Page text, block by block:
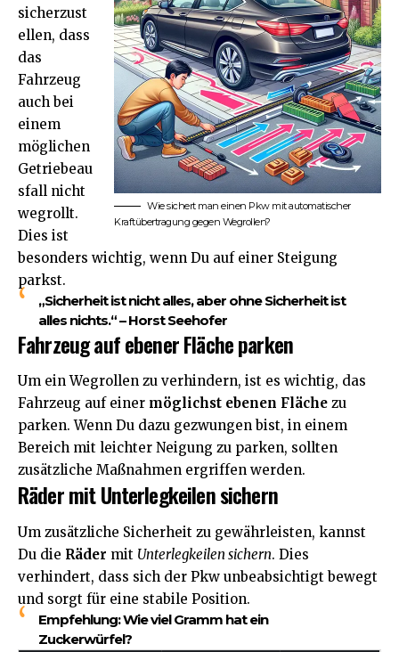
Wie sichert man einen Pkw mit automatischer
Kraftübertragung gegen Wegrollen?
sicherzust
ellen, dass
das
Fahrzeug
auch bei
einem
möglichen
Getriebeau
sfall nicht
wegrollt.
Dies ist
besonders wichtig, wenn Du auf einer Steigung
parkst.
„Sicherheit ist nicht alles, aber ohne Sicherheit ist
alles nichts.“ – Horst Seehofer
Fahrzeug auf ebener Fläche parken
Um ein Wegrollen zu verhindern, ist es wichtig, das
Fahrzeug auf einer möglichst ebenen Fläche zu
parken. Wenn Du dazu gezwungen bist, in einem
Bereich mit leichter Neigung zu parken, sollten
zusätzliche Maßnahmen ergriffen werden.
Räder mit Unterlegkeilen sichern
Um zusätzliche Sicherheit zu gewährleisten, kannst
Du die Räder mit Unterlegkeilen sichern. Dies
verhindert, dass sich der Pkw unbeabsichtigt bewegt
und sorgt für eine stabile Position.
Empfehlung:Wie viel Gramm hat ein
Zuckerwürfel?